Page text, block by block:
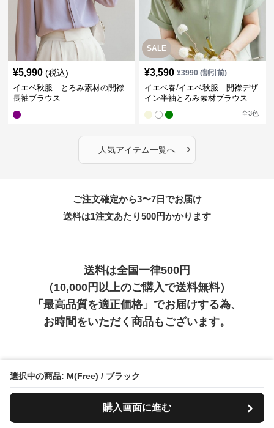
選択中の商品: M(Free) / ブラック
購入画面に進む
¥5,990 (税込)
イエベ秋服 とろみ素材の開襟
長袖ブラウス
SALE
¥3,590 ¥3990(割引前)
イエベ春/イエベ秋服 開襟デザ
イン半袖とろみ素材ブラウス
全3色
人気アイテム一覧へ ›
ご注文確定から3〜7日でお届け
送料は1注文あたり500円かかります
送料は全国一律500円
（10,000円以上のご購入で送料無料）
「最高品質を適正価格」でお届けする為、
お時間をいただく商品もございます。
お支払いは、クレジットカード・コンビニ/銀行振り込
み・各種QR決済に対応しています。